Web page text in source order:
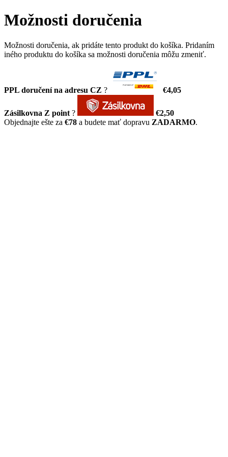
Možnosti doručenia
Možnosti doručenia, ak pridáte tento produkt do košíka. Pridaním
iného produktu do košíka sa možnosti doručenia môžu zmeniť.
PPL doručení na adresu CZ ? €4,05
Zásilkovna Z point ?
€2,50
Objednajte ešte za €78 a budete mať dopravu ZADARMO.